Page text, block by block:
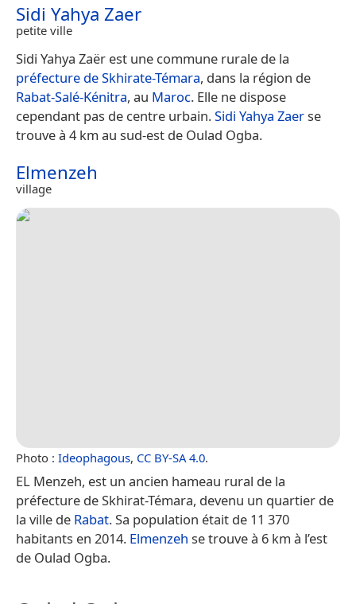
Sidi Yahya Zaer
petite ville
Sidi Yahya Zaër est une commune rurale de la
préfecture de Skhirate-Témara, dans la région de
Rabat-Salé-Kénitra, au Maroc. Elle ne dispose
cependant pas de centre urbain.Sidi Yahya Zaerse
trouve à 4 km au sud-est de Oulad Ogba.
Elmenzeh
village
Photo : Ideophagous, CC BY-SA 4.0.
EL Menzeh, est un ancien hameau rural de la
préfecture de Skhirat-Témara, devenu un quartier de
la ville de Rabat. Sa population était de 11 370
habitants en 2014. Elmenzeh se trouve à 6 km à l’est
de Oulad Ogba.